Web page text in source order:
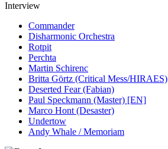
Interview
Commander
Disharmonic Orchestra
Rotpit
Perchta
Martin Schirenc
Britta Görtz (Critical Mess/HIRAES)
Deserted Fear (Fabian)
Paul Speckmann (Master) [EN]
Marco Hont (Desaster)
Undertow
Andy Whale / Memoriam